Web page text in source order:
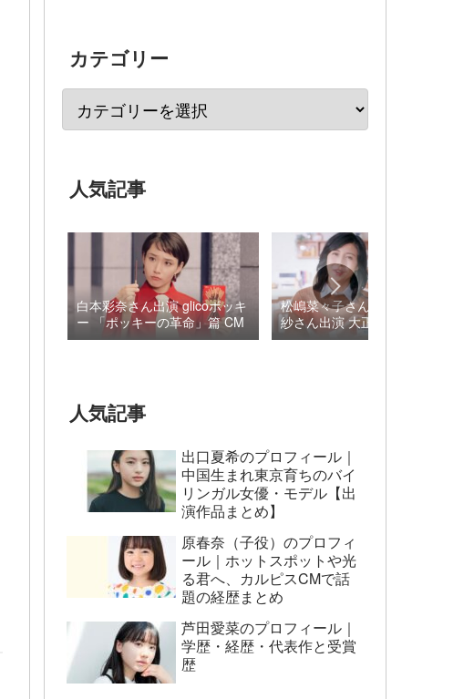
カテゴリー
人気記事
白本彩奈さん出演 glicoポッキ
ー 「ポッキーの革命」篇 CM
松嶋菜々子さん×阿由葉さら
紗さん出演 大正製薬 パブロ
ンSゴールドW『いましよう
人気記事
出口夏希のプロフィール｜
中国生まれ東京育ちのバイ
リンガル女優・モデル【出
演作品まとめ】
原春奈（子役）のプロフィ
ール｜ホットスポットや光
る君へ、カルピスCMで話
題の経歴まとめ
芦田愛菜のプロフィール｜
学歴・経歴・代表作と受賞
歴